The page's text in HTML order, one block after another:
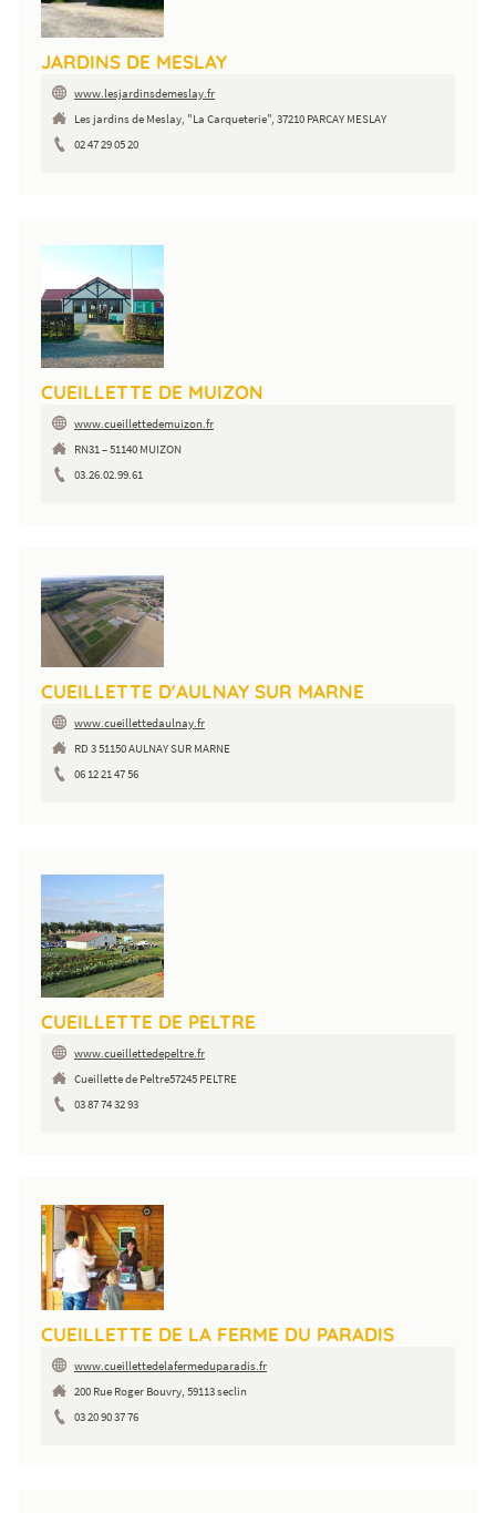
JARDINS DE MESLAY
www.lesjardinsdemeslay.fr
Les jardins de Meslay, "La Carqueterie", 37210 PARCAY MESLAY
02 47 29 05 20
CUEILLETTE DE MUIZON
www.cueillettedemuizon.fr
RN31 – 51140 MUIZON
03.26.02.99.61
CUEILLETTE D'AULNAY SUR MARNE
www.cueillettedaulnay.fr
RD 3 51150 AULNAY SUR MARNE
06 12 21 47 56
CUEILLETTE DE PELTRE
www.cueillettedepeltre.fr
Cueillette de Peltre57245 PELTRE
03 87 74 32 93
CUEILLETTE DE LA FERME DU PARADIS
www.cueillettedelafermeduparadis.fr
200 Rue Roger Bouvry, 59113 seclin
03 20 90 37 76